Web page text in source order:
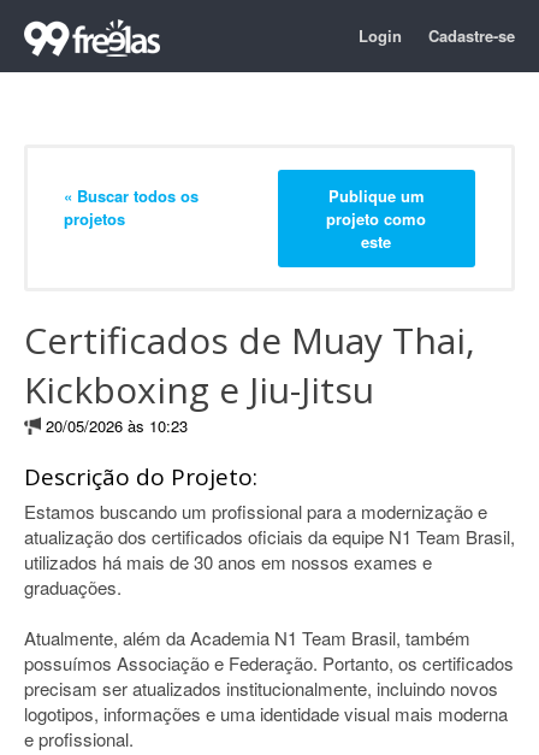
Login Cadastre-se
« Buscar todos os
projetos
Publique um
projeto como
este
Certificados de Muay Thai,
Kickboxing e Jiu-Jitsu
20/05/2026 às 10:23
Descrição do Projeto:
Estamos buscando um profissional para a modernização e
atualização dos certificados oficiais da equipe N1 Team Brasil,
utilizados há mais de 30 anos em nossos exames e
graduações.
Atualmente, além da Academia N1 Team Brasil, também
possuímos Associação e Federação. Portanto, os certificados
precisam ser atualizados institucionalmente, incluindo novos
logotipos, informações e uma identidade visual mais moderna
e profissional.